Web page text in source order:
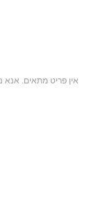
אין פריט מתאים. אנא